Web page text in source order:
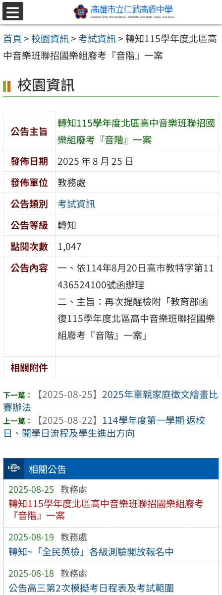
跳至主要內容區
選
單
首頁>校園資訊> 考試資訊>轉知115學年度北區高
中音樂班聯招國樂組廢考『音階』一案
相關公告
2025-08-25 教務處
轉知115學年度北區高中音樂班聯招國樂組廢考
『音階』一案
2025-08-19 教務處
轉知~「全民英檢」各級測驗開放報名中
2025-08-18 教務處
公告高三第2次模擬考日程表及考試範圍
校園資訊
公告主旨
轉知115學年度北區高中音樂班聯招國
樂組廢考『音階』一案
發佈日期
2025 年 8 月 25 日
發佈單位
教務處
公告類別
考試資訊
公告等級
轉知
點閱次數
1,047
公告內容
一、依114年8月20日高市教特字第11
436524100號函辦理
二、主旨：再次提醒檢附「教育部函
復115學年度北區高中音樂班聯招國樂
組廢考『音階』一案」
相關附件
【2025-08-25】 2025年單親家庭徵文繪畫比
賽辦法
【2025-08-22】 114學年度第一學期 返校
日、開學日流程及學生進出方向